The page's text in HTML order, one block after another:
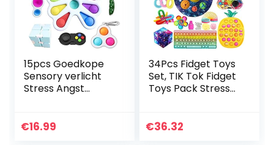
15pcs Goedkope
Sensory verlicht
Stress Angst
Noden Figetget
€16.99
34Pcs Fidget Toys
Set, TIK Tok Fidget
Toys Pack Stress
Push Bubble
€36.32